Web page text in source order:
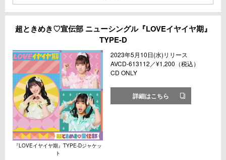
超ときめき♡宣伝部 ニューシングル『LOVEイヤイヤ期』
TYPE-D
『LOVEイヤイヤ期』TYPE-Dジャケッ
ト
2023年5月10日(水)リリース
AVCD-613112／¥1,200（税込）
CD ONLY
詳細はこちら